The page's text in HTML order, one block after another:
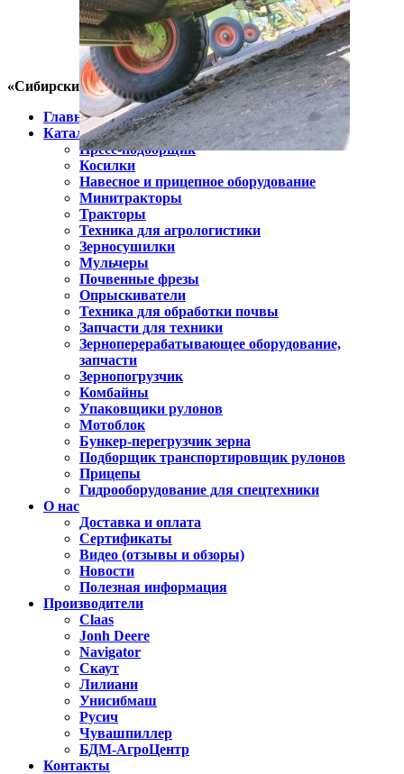
«Сибирский фермер»
Главная
Каталог
Пресс-подборщик
Косилки
Навесное и прицепное оборудование
Минитракторы
Тракторы
Техника для агрологистики
Зерносушилки
Мульчеры
Почвенные фрезы
Опрыскиватели
Техника для обработки почвы
Запчасти для техники
Зерноперерабатывающее оборудование,
запчасти
Зернопогрузчик
Комбайны
Упаковщики рулонов
Мотоблок
Бункер-перегрузчик зерна
Подборщик транспортировщик рулонов
Прицепы
Гидрооборудование для спецтехники
О нас
Доставка и оплата
Сертификаты
Видео (отзывы и обзоры)
Новости
Полезная информация
Производители
Claas
Jonh Deere
Navigator
Скаут
Лилиани
Унисибмаш
Русич
Чувашпиллер
БДМ-АгроЦентр
Контакты